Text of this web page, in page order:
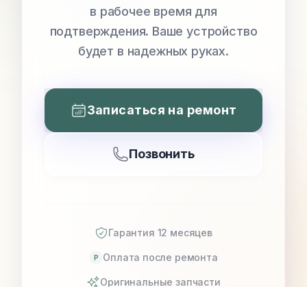
в рабочее время для
подтверждения. Ваше устройство
будет в надежных руках.
Записаться на ремонт
Позвонить
Гарантия 12 месяцев
P Оплата после ремонта
Оригинальные запчасти